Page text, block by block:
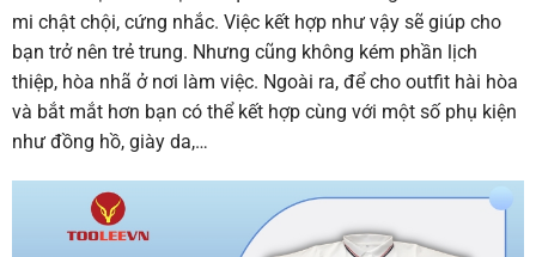
mi chật chội, cứng nhắc. Việc kết hợp như vậy sẽ giúp cho
bạn trở nên trẻ trung. Nhưng cũng không kém phần lịch
thiệp, hòa nhã ở nơi làm việc. Ngoài ra, để cho outfit hài hòa
và bắt mắt hơn bạn có thể kết hợp cùng với một số phụ kiện
như đồng hồ, giày da,…